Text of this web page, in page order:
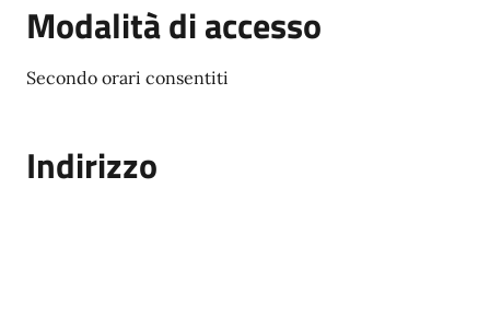
Modalità di accesso
Secondo orari consentiti
Indirizzo